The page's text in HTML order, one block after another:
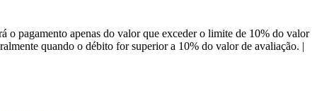
pagamento apenas do valor que exceder o limite de 10% do valor
quando o débito for superior a 10% do valor de avaliação. |